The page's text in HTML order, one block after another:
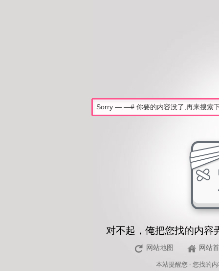
对不起，俺把您找的内容
网站地图 网站
本站提醒您 - 您找的